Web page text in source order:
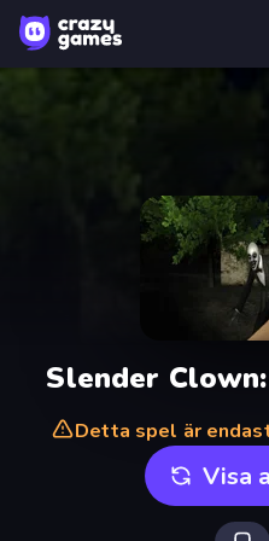
Slender
Detta spel är
Visa